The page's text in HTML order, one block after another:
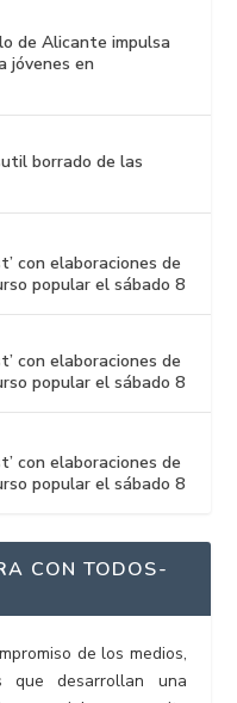
de Alicante impulsa
jóvenes en
borrado de las
con elaboraciones de
popular el sábado 8
con elaboraciones de
popular el sábado 8
con elaboraciones de
popular el sábado 8
CON TODOS-
de los medios,
que desarrollan una